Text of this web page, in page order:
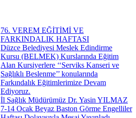
76. VEREM EĞİTİMİ VE
FARKINDALIK HAFTASI
Düzce Belediyesi Meslek Edindirme
Kursu (BELMEK) Kurslarında Eğitim
Alan Kursiyerlere ‘‘Serviks Kanseri ve
Sağlıklı Beslenme’’ konularında
Farkındalık Eğitimlerimize Devam
Ediyoruz.
İl Sağlık Müdürümüz Dr. Yasin YILMAZ
7-14 Ocak Beyaz Baston Görme Engelliler